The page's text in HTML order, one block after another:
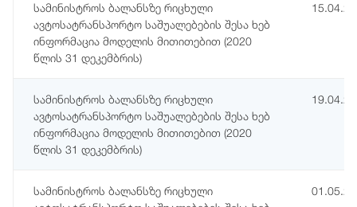
სამინისტროს ბალანსზე რიცხული
ავტოსატრანსპორტო საშუალებების შესა ხებ
ინფორმაცია მოდელის მითითებით (2020
წლის 31 დეკემბრის)
სამინისტროს ბალანსზე რიცხული
ავტოსატრანსპორტო საშუალებების შესა ხებ
ინფორმაცია მოდელის მითითებით (2020
წლის 31 დეკემბრის)
სამინისტროს ბალანსზე რიცხული